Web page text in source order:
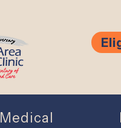
Medical